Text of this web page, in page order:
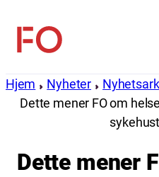
innhold
FO
Hjem Nyheter
Dette mener FO om
Dette mener